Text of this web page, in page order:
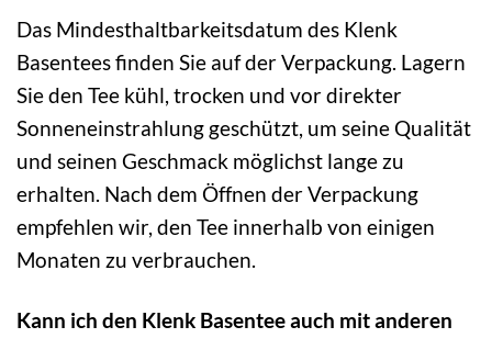
Das Mindesthaltbarkeitsdatum des Klenk
Basentees finden Sie auf der Verpackung. Lagern
Sie den Tee kühl, trocken und vor direkter
Sonneneinstrahlung geschützt, um seine Qualität
und seinen Geschmack möglichst lange zu
erhalten. Nach dem Öffnen der Verpackung
empfehlen wir, den Tee innerhalb von einigen
Monaten zu verbrauchen.
Kann ich den Klenk Basentee auch mit anderen